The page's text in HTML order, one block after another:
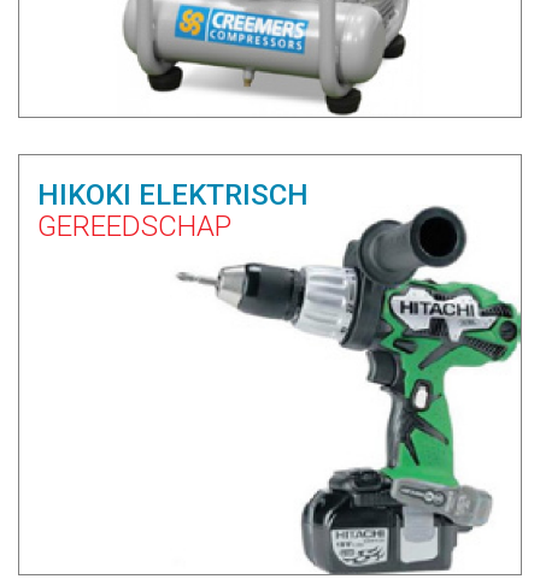
HIKOKI ELEKTRISCH
GEREEDSCHAP